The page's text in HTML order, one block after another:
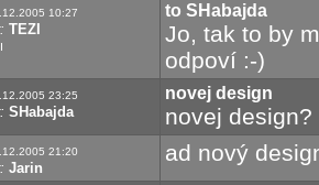
10:27
TEZI
to SHabajda
Jo, tak to by
odpoví :-)
23:25
SHabajda
novej design
novej
21:20
Jarin
ad nový